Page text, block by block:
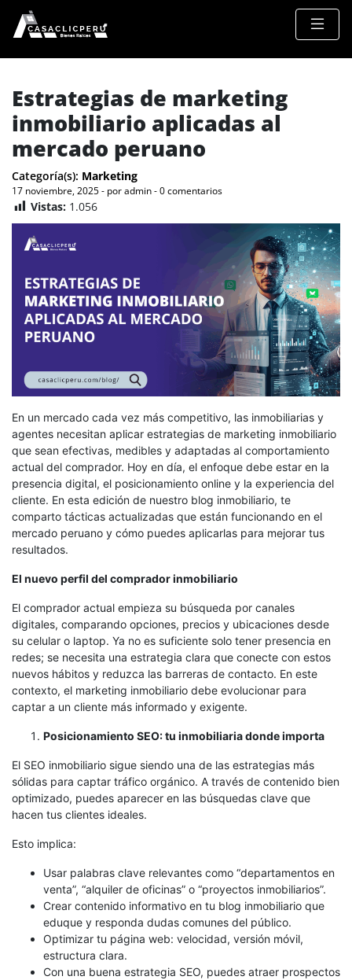
Estrategias de marketing
inmobiliario aplicadas al
mercado peruano
Categoría(s): Marketing
17 noviembre, 2025 - por admin - 0 comentarios
Vistas: 1.056
En un mercado cada vez más competitivo, las inmobiliarias y
agentes necesitan aplicar estrategias de marketing inmobiliario
que sean efectivas, medibles y adaptadas al comportamiento
actual del comprador. Hoy en día, el enfoque debe estar en la
presencia digital, el posicionamiento online y la experiencia del
cliente. En esta edición de nuestro blog inmobiliario, te
comparto tácticas actualizadas que están funcionando en el
mercado peruano y cómo puedes aplicarlas para mejorar tus
resultados.
El nuevo perfil del comprador inmobiliario
El comprador actual empieza su búsqueda por canales
digitales, comparando opciones, precios y ubicaciones desde
su celular o laptop. Ya no es suficiente solo tener presencia en
redes; se necesita una estrategia clara que conecte con estos
nuevos hábitos y reduzca las barreras de contacto. En este
contexto, el marketing inmobiliario debe evolucionar para
captar a un cliente más informado y exigente.
Posicionamiento SEO: tu inmobiliaria donde importa
El SEO inmobiliario sigue siendo una de las estrategias más
sólidas para captar tráfico orgánico. A través de contenido bien
optimizado, puedes aparecer en las búsquedas clave que
hacen tus clientes ideales.
Esto implica:
Usar palabras clave relevantes como “departamentos en
venta”, “alquiler de oficinas” o “proyectos inmobiliarios”.
Crear contenido informativo en tu blog inmobiliario que
eduque y responda dudas comunes del público.
Optimizar tu página web: velocidad, versión móvil,
estructura clara.
Con una buena estrategia SEO, puedes atraer prospectos